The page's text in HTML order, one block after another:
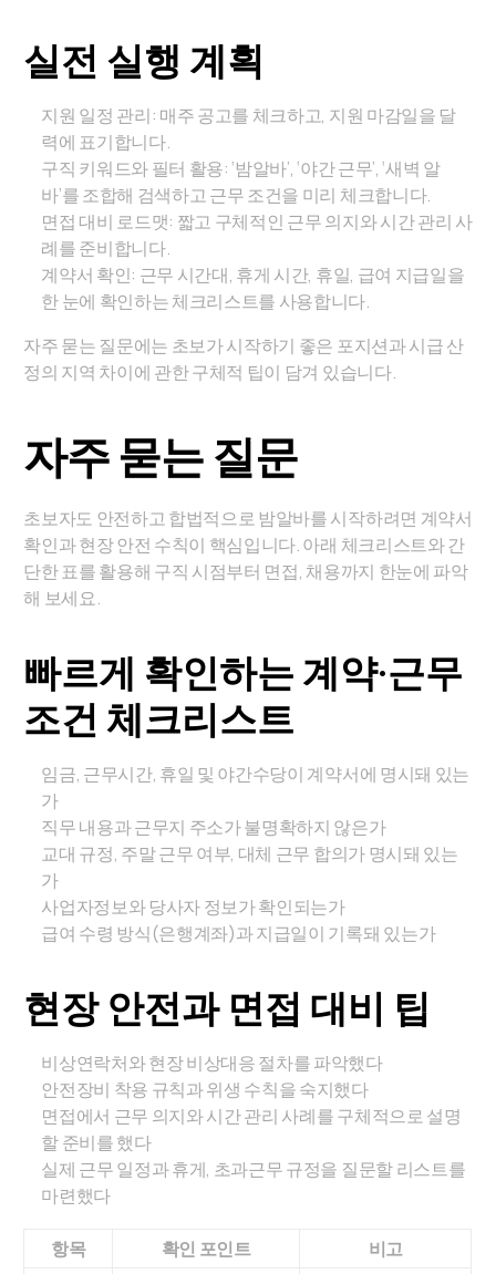
실전 실행 계획
지원 일정 관리: 매주 공고를 체크하고, 지원 마감일을 달
력에 표기합니다.
구직 키워드와 필터 활용: ‘밤알바’, ‘야간 근무’, ‘새벽 알
바’를 조합해 검색하고 근무 조건을 미리 체크합니다.
면접 대비 로드맷: 짧고 구체적인 근무 의지와 시간 관리 사
례를 준비합니다.
계약서 확인: 근무 시간대, 휴게 시간, 휴일, 급여 지급일을
한 눈에 확인하는 체크리스트를 사용합니다.
자주 묻는 질문에는 초보가 시작하기 좋은 포지션과 시급 산
정의 지역 차이에 관한 구체적 팁이 담겨 있습니다.
자주 묻는 질문
초보자도 안전하고 합법적으로 밤알바를 시작하려면 계약서
확인과 현장 안전 수칙이 핵심입니다. 아래 체크리스트와 간
단한 표를 활용해 구직 시점부터 면접, 채용까지 한눈에 파악
해 보세요.
빠르게 확인하는 계약·근무
조건 체크리스트
임금, 근무시간, 휴일 및 야간수당이 계약서에 명시돼 있는
가
직무 내용과 근무지 주소가 불명확하지 않은가
교대 규정, 주말 근무 여부, 대체 근무 합의가 명시돼 있는
가
사업자정보와 당사자 정보가 확인되는가
급여 수령 방식(은행계좌)과 지급일이 기록돼 있는가
현장 안전과 면접 대비 팁
비상연락처와 현장 비상대응 절차를 파악했다
안전장비 착용 규칙과 위생 수칙을 숙지했다
면접에서 근무 의지와 시간 관리 사례를 구체적으로 설명
할 준비를 했다
실제 근무 일정과 휴게, 초과근무 규정을 질문할 리스트를
마련했다
항목 확인 포인트
비고